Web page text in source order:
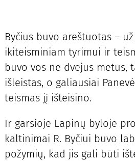
Byčius buvo areštuotas –
ikiteisminiam tyrimui ir
buvo vos ne dvejus metus,
išleistas, o galiausiai
teismas jį išteisino.
Ir garsioje Lapinų byloje
kaltinimai R. Byčiui buvo
požymių, kad jis gali būti